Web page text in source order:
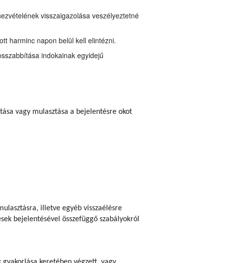
visszaigazolása veszélyeztetné
harminc napon belül kell elintézni.
indokainak egyidejű
vagy mulasztása a bejelentésre okot
illetve egyéb visszaélésre
bejelentésével összefüggő szabályokról